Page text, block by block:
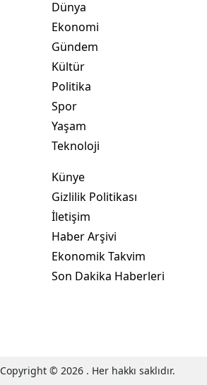
Dünya
Ekonomi
Gündem
Kültür
Politika
Spor
Yaşam
Teknoloji
Künye
Gizlilik Politikası
İletişim
Haber Arşivi
Ekonomik Takvim
Son Dakika Haberleri
Copyright © 2026 . Her hakkı saklıdır.